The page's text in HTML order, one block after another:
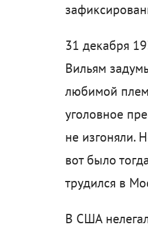
31 декабря
Вильям
любимой
уголовное
не изгоняли.
вот было
трудился в
В США